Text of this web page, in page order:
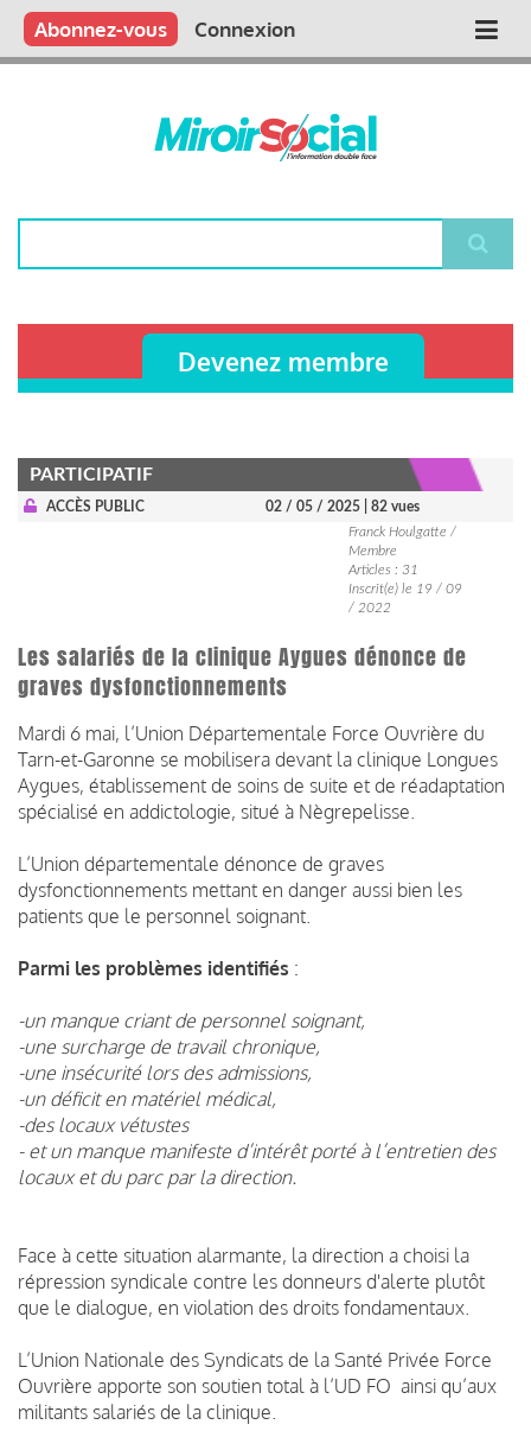
Aller
contenu
Main
Qui sommes nous ?
Vous publiez
Nous publions
Contactez-nous
Abonnez-vous Connexion
Devenez membre
PARTICIPATIF
ACCÈS PUBLIC 02 / 05 / 2025
| 82 vues
Franck Houlgatte /
Membre
Articles : 31
Inscrit(e) le 19 / 09
/ 2022
Les salariés de la clinique Aygues dénonce de
graves dysfonctionnements
Mardi 6 mai, l’Union Départementale Force Ouvrière du
Tarn-et-Garonne se mobilisera devant la clinique Longues
Aygues, établissement de soins de suite et de réadaptation
spécialisé en addictologie, situé à Nègrepelisse.
L’Union départementale dénonce de graves
dysfonctionnements mettant en danger aussi bien les
patients que le personnel soignant.
Parmi les problèmes identifiés :
-un manque criant de personnel soignant,
-une surcharge de travail chronique,
-une insécurité lors des admissions,
-un déficit en matériel médical,
-des locaux vétustes
- et un manque manifeste d’intérêt porté à l’entretien des
locaux et du parc par la direction.
Face à cette situation alarmante, la direction a choisi la
répression syndicale contre les donneurs d'alerte plutôt
que le dialogue, en violation des droits fondamentaux.
L’Union Nationale des Syndicats de la Santé Privée Force
Ouvrière apporte son soutien total à l’UD FO ainsi qu’aux
militants salariés de la clinique.